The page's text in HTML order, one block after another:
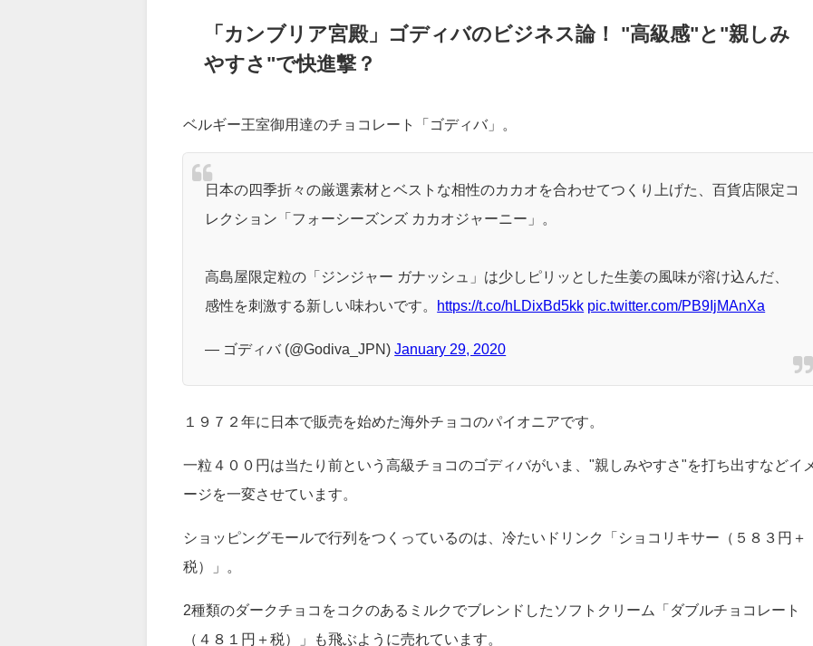
なぜ、GODIVAは日本市場でこれほどに消費者の心をとらえて離さないのか。老舗ブランドがさら
に飛躍できた理由はなんでしょうか？
「カンブリア宮殿」ゴディバのビジネス論！ "高級感"と"親しみ
やすさ"で快進撃？
ベルギー王室御用達のチョコレート「ゴディバ」。
日本の四季折々の厳選素材とベストな相性のカカオを合わせてつくり上げた、百貨店限定コ
レクション「フォーシーズンズ カカオジャーニー」。
一粒４００円は当たり前という高級チョコのゴディバがいま、"親しみやすさ"を打ち出すなどイメ
ショッピングモールで行列をつくっているのは、冷たいドリンク「ショコリキサー（５８３円＋